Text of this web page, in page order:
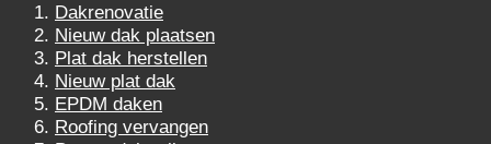
Dakrenovatie
Nieuw dak plaatsen
Plat dak herstellen
Nieuw plat dak
EPDM daken
Roofing vervangen